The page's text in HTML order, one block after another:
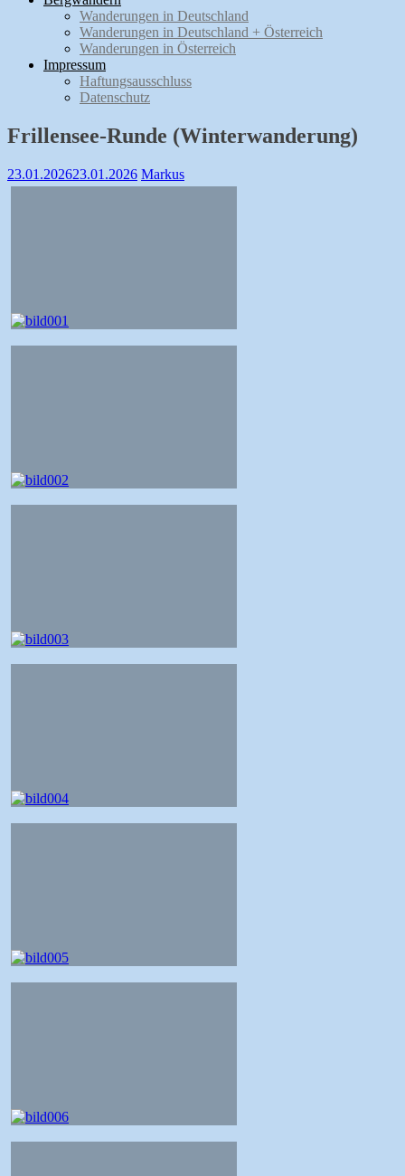
Wanderungen in Deutschland
Wanderungen in Deutschland + Österreich
Wanderungen in Österreich
Impressum
Haftungsausschluss
Datenschutz
Frillensee-Runde (Winterwanderung)
23.01.202623.01.2026 Markus